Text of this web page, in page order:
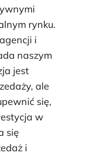
rynku.
i
naszym
jest
ale
się,
w
się
i